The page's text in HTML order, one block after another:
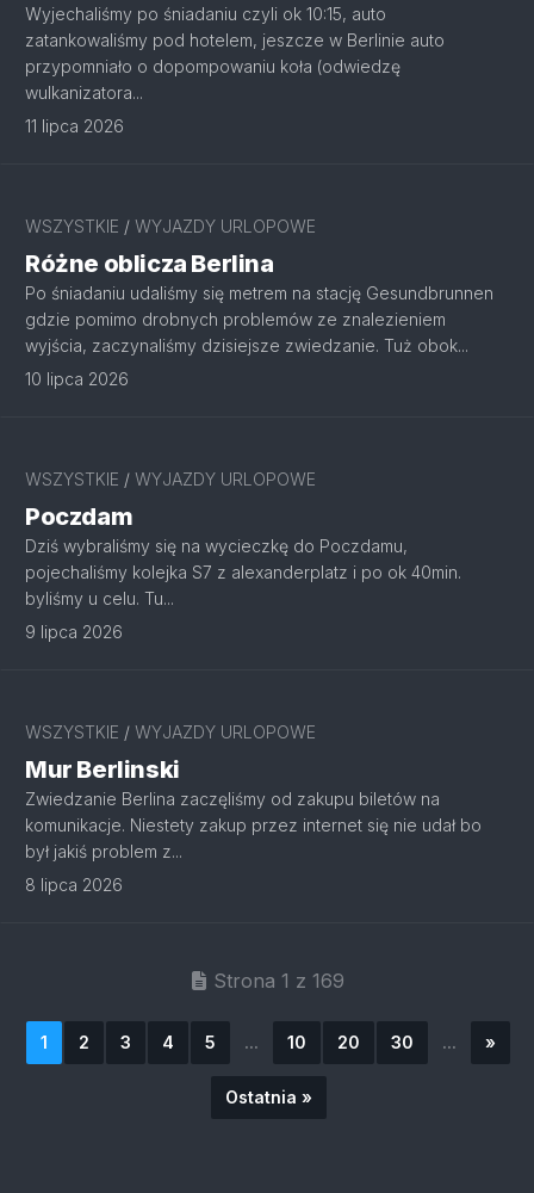
Wyjechaliśmy po śniadaniu czyli ok 10:15, auto
zatankowaliśmy pod hotelem, jeszcze w Berlinie auto
przypomniało o dopompowaniu koła (odwiedzę
wulkanizatora...
11 lipca 2026
WSZYSTKIE / WYJAZDY URLOPOWE
Różne oblicza Berlina
Po śniadaniu udaliśmy się metrem na stację Gesundbrunnen
gdzie pomimo drobnych problemów ze znalezieniem
wyjścia, zaczynaliśmy dzisiejsze zwiedzanie. Tuż obok...
10 lipca 2026
WSZYSTKIE / WYJAZDY URLOPOWE
Poczdam
Dziś wybraliśmy się na wycieczkę do Poczdamu,
pojechaliśmy kolejka S7 z alexanderplatz i po ok 40min.
byliśmy u celu. Tu...
9 lipca 2026
WSZYSTKIE / WYJAZDY URLOPOWE
Mur Berlinski
Zwiedzanie Berlina zaczęliśmy od zakupu biletów na
komunikacje. Niestety zakup przez internet się nie udał bo
był jakiś problem z...
8 lipca 2026
Strona 1 z 169
1 2 3 4 5 ... 10 20 30 ... »
Ostatnia »